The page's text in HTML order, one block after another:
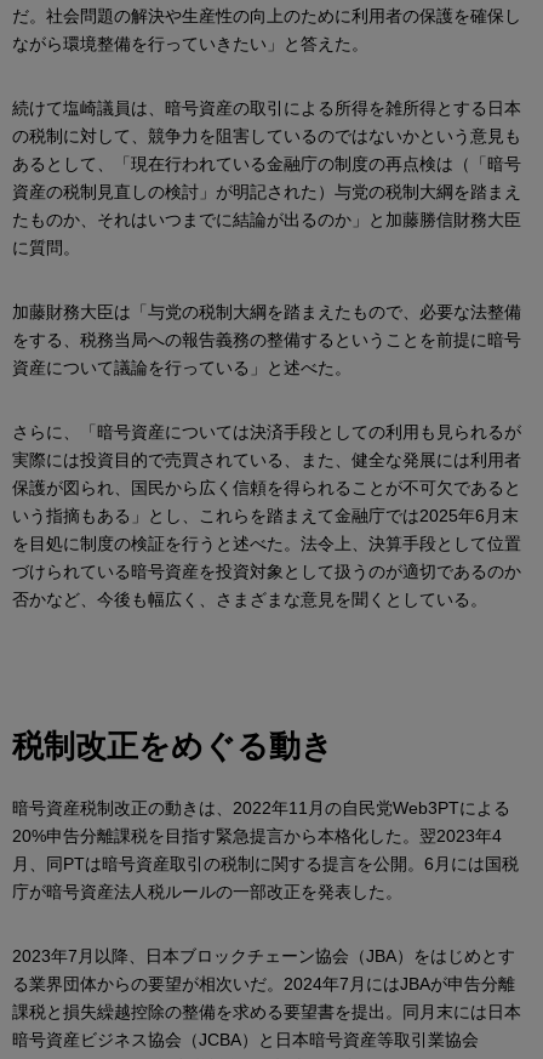
だ。社会問題の解決や生産性の向上のために利用者の保護を確保し
ながら環境整備を行っていきたい」と答えた。
続けて塩崎議員は、暗号資産の取引による所得を雑所得とする日本
の税制に対して、競争力を阻害しているのではないかという意見も
あるとして、「現在行われている金融庁の制度の再点検は（「暗号
資産の税制見直しの検討」が明記された）与党の税制大綱を踏まえ
たものか、それはいつまでに結論が出るのか」と加藤勝信財務大臣
に質問。
加藤財務大臣は「与党の税制大綱を踏まえたもので、必要な法整備
をする、税務当局への報告義務の整備するということを前提に暗号
資産について議論を行っている」と述べた。
さらに、「暗号資産については決済手段としての利用も見られるが
実際には投資目的で売買されている、また、健全な発展には利用者
保護が図られ、国民から広く信頼を得られることが不可欠であると
いう指摘もある」とし、これらを踏まえて金融庁では2025年6月末
を目処に制度の検証を行うと述べた。法令上、決算手段として位置
づけられている暗号資産を投資対象として扱うのが適切であるのか
否かなど、今後も幅広く、さまざまな意見を聞くとしている。
税制改正をめぐる動き
暗号資産税制改正の動きは、2022年11月の自民党Web3PTによる
20%申告分離課税を目指す緊急提言から本格化した。翌2023年4
月、同PTは暗号資産取引の税制に関する提言を公開。6月には国税
庁が暗号資産法人税ルールの一部改正を発表した。
2023年7月以降、日本ブロックチェーン協会（JBA）をはじめとす
る業界団体からの要望が相次いだ。2024年7月にはJBAが申告分離
課税と損失繰越控除の整備を求める要望書を提出。同月末には日本
暗号資産ビジネス協会（JCBA）と日本暗号資産等取引業協会